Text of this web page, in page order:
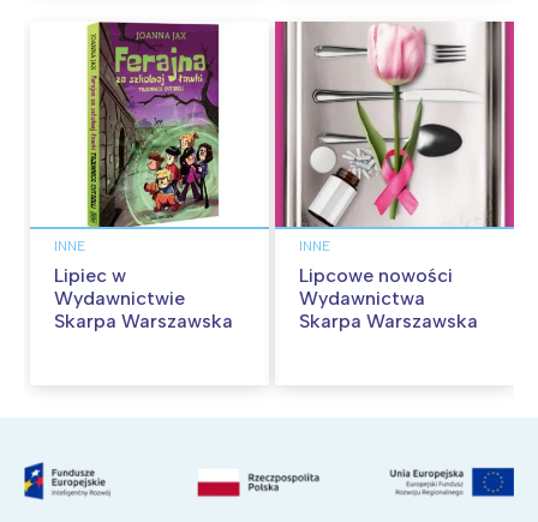
INNE
Lipiec w
Wydawnictwie
Skarpa Warszawska
INNE
Lipcowe nowości
Wydawnictwa
Skarpa Warszawska